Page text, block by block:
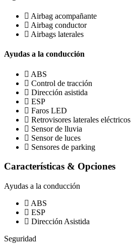
Airbag acompañante
Airbag conductor
Airbags laterales
Ayudas a la conducción
ABS
Control de tracción
Dirección asistida
ESP
Faros LED
Retrovisores laterales eléctricos
Sensor de lluvia
Sensor de luces
Sensores de parking
Características & Opciones
Ayudas a la conducción
ABS
ESP
Dirección Asistida
Seguridad